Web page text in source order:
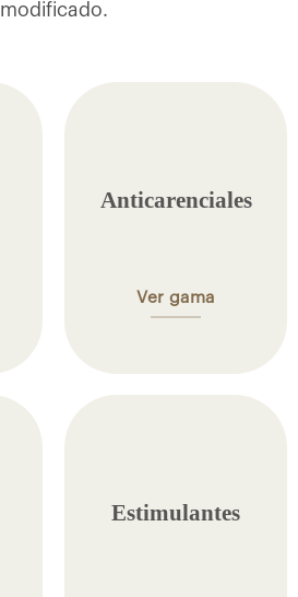
modificado.
Anticarenciales
Ver gama
Estimulantes